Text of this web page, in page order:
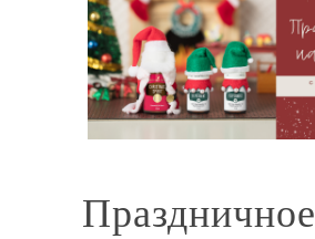
Праздничное